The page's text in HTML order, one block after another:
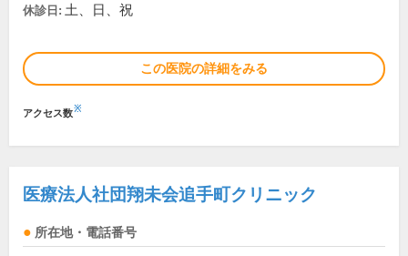
休診日: 土、日、祝
この医院の詳細をみる
アクセス数※
医療法人社団翔未会追手町クリニック
所在地・電話番号